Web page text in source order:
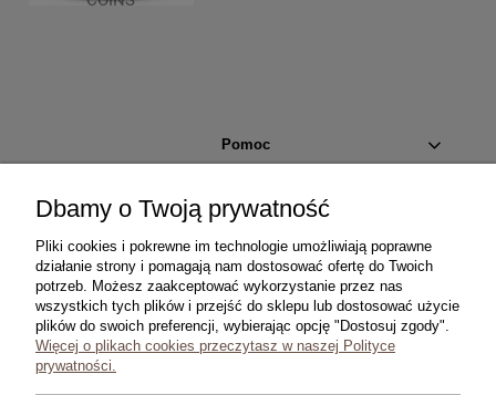
Pomoc
Moje konto
Płatności i dostawa
Informacje
Dbamy o Twoją prywatność
Pliki cookies i pokrewne im technologie umożliwiają poprawne
działanie strony i pomagają nam dostosować ofertę do Twoich
potrzeb. Możesz zaakceptować wykorzystanie przez nas
wszystkich tych plików i przejść do sklepu lub dostosować użycie
plików do swoich preferencji, wybierając opcję "Dostosuj zgody".
Więcej o plikach cookies przeczytasz w naszej Polityce
prywatności.